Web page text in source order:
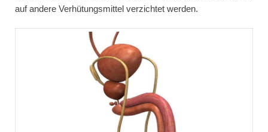
auf andere Verhütungsmittel verzichtet werden.